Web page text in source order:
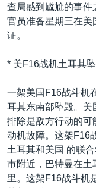
查局感到尴尬的事件
官员准备星期三在美
证。
* 美F16战机土耳其
一架美国F16战斗机
耳其东南部坠毁。美
排除是敌方行动的可
动机故障。这架F16
土耳其和美国 的联
市附近，巴特曼在土
里。这架F16战斗机